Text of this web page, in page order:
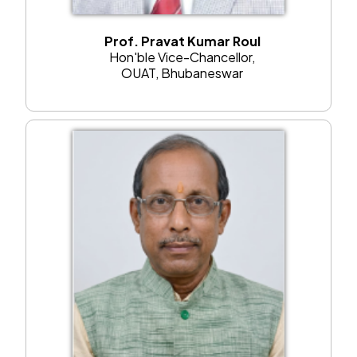
------------------------
ଆଲୁମିନିଅମ ଫସଫଇଜ ଟାବଲେଟ ଏକ ଟନ ଧାନ ପିଛା 3ଟି କନାରେ ଗୁଡେଇ
ପିଆଜ ତଳି ଗୁଡିକ 12-15 ସେମି ଉଚ୍ଚା କିମ୍ବା 45 ଦିନିଆ ହୋଇଗଲେ
ଉପରବେଳା ଉପାଡି ମୁଖ୍ୟ ଜମିରେ ଲଗାନ୍ତୁ
------------------------
ପିଆଜ ବିହନ ବୁଣିବ ପୂର୍ବରୁ ଏକ କିଲୋ ମଞ୍ଜି ରେ 1 ଗ୍ରାମ ବାଭିଷ୍ଟିନ ସହିତ 2
ଗ୍ରାମ ଥିରାମ ଔଷଧ ମିଶାଇ ବିହନ ବିଶୋଧନ କରନ୍ତୁ |
------------------------
ରବି ମୁଗ, ମସୁର, ମଟର , ଓ ବୁଟ, ଫସଲ ଶୀଘ୍ର ବୁଣନ୍ତୁ | ମଟର ଓ ବୁଟ ଫସଲ
ନଭେମ୍ବର ଶେଷ ପର୍ଯ୍ୟନ୍ତ ଲଗାଯାଇ ପାରିବ |
------------------------
ଅଣଜଳସେଚିତ ଜମିରେ ମାଟିର ବତର ଦେଖି ସେପ୍ଟେମ୍ବର ମାସ ଶେଷ ସପ୍ତାହ ରୁ
ଅକ୍ଟୋବର ମାସ ଦ୍ଵିତୀୟ ସପ୍ତାହ ପର୍ଯ୍ୟନ୍ତ ସୋରିଷ ଫସଲ ବୁଣନ୍ତୁ |
------------------------
ଶୀତ ଦିନିଆ ଚାଷ କରିବା ପୂର୍ବରୁ ମୃତିକା ପରୀକ୍ଷା କରେଇ ନିଅନ୍ତୁ ଏବଂ ମୃତିକା
Prof. Pravat Kumar Roul
Hon'ble Vice-Chancellor,
OUAT, Bhubaneswar